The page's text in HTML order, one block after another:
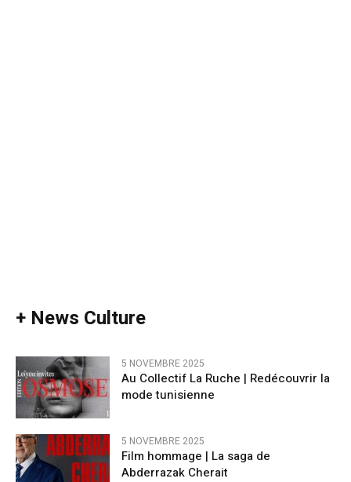
+ News Culture
5 NOVEMBRE 2025
Au Collectif La Ruche | Redécouvrir la
mode tunisienne
5 NOVEMBRE 2025
Film hommage | La saga de
Abderrazak Cherait